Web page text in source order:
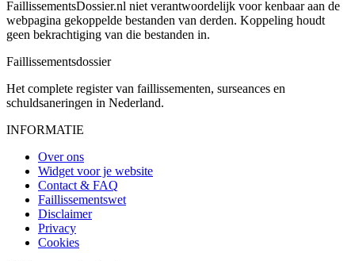
FaillissementsDossier.nl niet verantwoordelijk voor kenbaar aan de
webpagina gekoppelde bestanden van derden. Koppeling houdt
geen bekrachtiging van die bestanden in.
Faillissementsdossier
Het complete register van faillissementen, surseances en
schuldsaneringen in Nederland.
INFORMATIE
Over ons
Widget voor je website
Contact & FAQ
Faillissementswet
Disclaimer
Privacy
Cookies